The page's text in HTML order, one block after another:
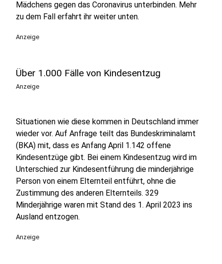
Mädchens gegen das Coronavirus unterbinden. Mehr
zu dem Fall erfahrt ihr weiter unten.
Anzeige
Über 1.000 Fälle von Kindesentzug
Anzeige
Situationen wie diese kommen in Deutschland immer
wieder vor. Auf Anfrage teilt das Bundeskriminalamt
(BKA) mit, dass es Anfang April 1.142 offene
Kindesentzüge gibt. Bei einem Kindesentzug wird im
Unterschied zur Kindesentführung die minderjährige
Person von einem Elternteil entführt, ohne die
Zustimmung des anderen Elternteils. 329
Minderjährige waren mit Stand des 1. April 2023 ins
Ausland entzogen.
Anzeige